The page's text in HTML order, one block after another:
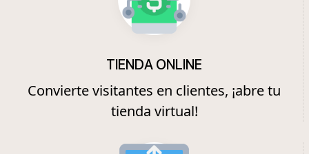
TIENDA ONLINE
Convierte visitantes en clientes, ¡abre tu
tienda virtual!